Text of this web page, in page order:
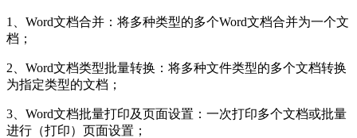
1、Word文档合并：将多种类型的多个Word文档合并为一个文
档；
2、Word文档类型批量转换：将多种文件类型的多个文档转换
为指定类型的文档；
3、Word文档批量打印及页面设置：一次打印多个文档或批量
进行（打印）页面设置；